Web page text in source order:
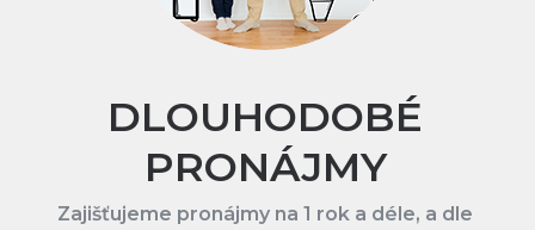
DLOUHODOBÉ
PRONÁJMY
Zajišťujeme pronájmy na 1 rok a déle, a dle